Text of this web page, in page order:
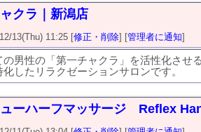
クラ｜新潟店
13(Thu) 11:25 [修正・削除] [管理者に通知]
の男性の「第一チャクラ」を活性化させ
したリラクゼーションサロンです。
ーハーフマッサージ Reflex